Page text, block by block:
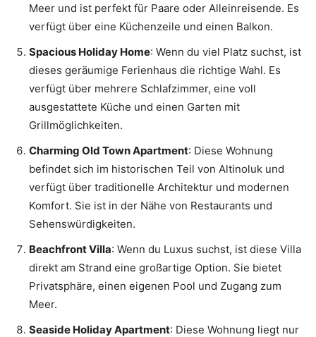
Meer und ist perfekt für Paare oder Alleinreisende. Es
verfügt über eine Küchenzeile und einen Balkon.
Spacious Holiday Home: Wenn du viel Platz suchst, ist
dieses geräumige Ferienhaus die richtige Wahl. Es
verfügt über mehrere Schlafzimmer, eine voll
ausgestattete Küche und einen Garten mit
Grillmöglichkeiten.
Charming Old Town Apartment: Diese Wohnung
befindet sich im historischen Teil von Altinoluk und
verfügt über traditionelle Architektur und modernen
Komfort. Sie ist in der Nähe von Restaurants und
Sehenswürdigkeiten.
Beachfront Villa: Wenn du Luxus suchst, ist diese Villa
direkt am Strand eine großartige Option. Sie bietet
Privatsphäre, einen eigenen Pool und Zugang zum
Meer.
Seaside Holiday Apartment: Diese Wohnung liegt nur